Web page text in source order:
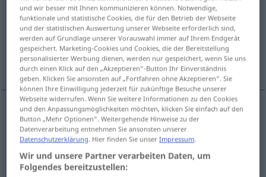
Übersicht aller Übersetzungen
(Für mehr Details die Übersetzung anklicken/antippen)
blokk, kvartal
blokkm Block
kvartal n Block Häuserblock
und wir besser mit Ihnen kommunizieren können. Notwendige,
funktionale und statistische Cookies, die für den Betrieb der Webseite
und der statistischen Auswertung unserer Webseite erforderlich sind,
werden auf Grundlage unserer Vorauswahl immer auf Ihrem Endgerät
gespeichert. Marketing-Cookies und Cookies, die der Bereitstellung
personalisierter Werbung dienen, werden nur gespeichert, wenn Sie uns
durch einen Klick auf den „Akzeptieren“-Button Ihr Einverständnis
geben. Klicken Sie ansonsten auf „Fortfahren ohne Akzeptieren“. Sie
können Ihre Einwilligung jederzeit für zukünftige Besuche unserer
Webseite widerrufen. Wenn Sie weitere Informationen zu den Cookies
und den Anpassungsmöglichkeiten möchten, klicken Sie einfach auf den
Button „Mehr Optionen“. Weitergehende Hinweise zu der
Datenverarbeitung entnehmen Sie ansonsten unserer
Datenschutzerklärung . Hier finden Sie unserImpressum
Wir und unsere Partner verarbeiten Daten, um
Folgendes bereitzustellen: